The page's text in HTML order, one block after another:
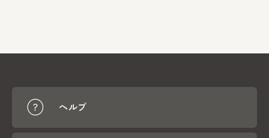
ヘルプ